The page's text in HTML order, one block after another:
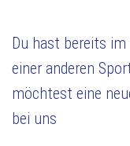
Du hast bereits
einer anderen
möchtest eine
bei uns